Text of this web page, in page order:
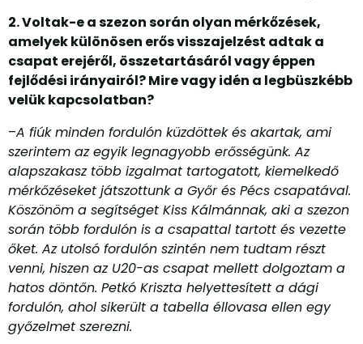
2. Voltak-e a szezon során olyan mérkőzések,
amelyek különösen erős visszajelzést adtak a
csapat erejéről, összetartásáról vagy éppen
fejlődési irányairól? Mire vagy idén a legbüszkébb
velük kapcsolatban?
–A fiúk minden fordulón küzdöttek és akartak, ami
szerintem az egyik legnagyobb erősségünk. Az
alapszakasz több izgalmat tartogatott, kiemelkedő
mérkőzéseket játszottunk a Győr és Pécs csapatával.
Köszönöm a segítséget Kiss Kálmánnak, aki a szezon
során több fordulón is a csapattal tartott és vezette
őket. Az utolsó fordulón szintén nem tudtam részt
venni, hiszen az U20-as csapat mellett dolgoztam a
hatos döntőn. Petkó Kriszta helyettesített a dági
fordulón, ahol sikerült a tabella éllovasa ellen egy
győzelmet szerezni.